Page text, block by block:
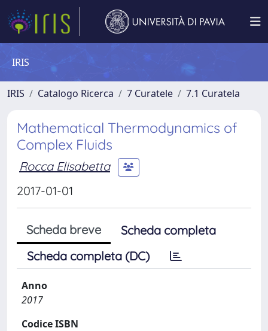
IRIS
IRIS Catalogo Ricerca 7 Curatele 7.1 Curatela
Mathematical Thermodynamics of
Complex Fluids
Rocca Elisabetta
2017-01-01
Scheda breve
Scheda completa
Scheda completa (DC)
Anno
2017
Codice ISBN